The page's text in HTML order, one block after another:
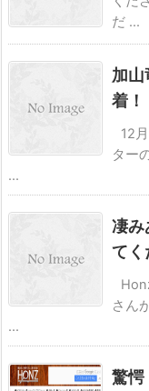
だ ...
加山
着！
12
ター
...
凄
てく
さん
...
驚愕